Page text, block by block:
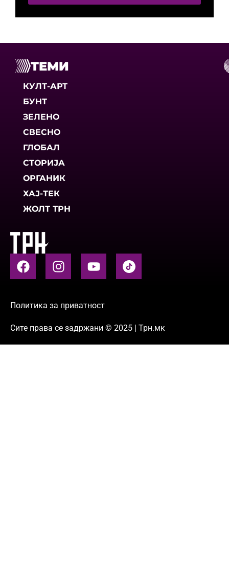
ТЕМИ
КУЛТ-АРТ
БУНТ
ЗЕЛЕНО
СВЕСНО
ГЛОБАЛ
СТОРИЈА
ОРГАНИК
ХАЈ-ТЕК
ЖОЛТ ТРН
Политика за приватност
Сите права се задржани © 2025 | Трн.мк